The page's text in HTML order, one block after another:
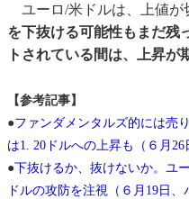
ユーロ/米ドルは、上値が
を下抜ける可能性もまだ残
トされている間は、上昇が
【参考記事】
●ファンダメンタルズ的には売
は1. 20ドルへの上昇も（６月26
●下抜けるか、抜けないか。ユ
ドルの攻防を注視（６月19日、